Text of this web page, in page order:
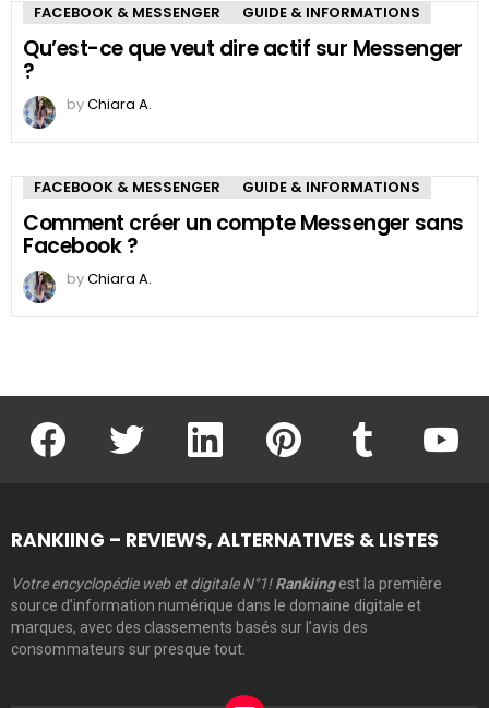
FACEBOOK & MESSENGER GUIDE & INFORMATIONS
Qu’est-ce que veut dire actif sur Messenger
?
byChiara A.
FACEBOOK & MESSENGER GUIDE & INFORMATIONS
Comment créer un compte Messenger sans
Facebook ?
byChiara A.
facebook twitter linkedin pinterest
RANKIING – REVIEWS, ALTERNATIVES & LISTES
Votre encyclopédie web et digitale N°1! Rankiingest la première
source d’information numérique dans le domaine digitale et
marques, avec des classements basés sur l’avis des
consommateurs sur presque tout.